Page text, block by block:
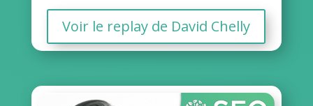
Voir le replay de David Chelly